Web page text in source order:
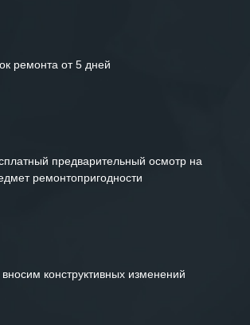
ремонта от 5 дней
предварительный осмотр на
ремонтопригодности
конструктивных изменений